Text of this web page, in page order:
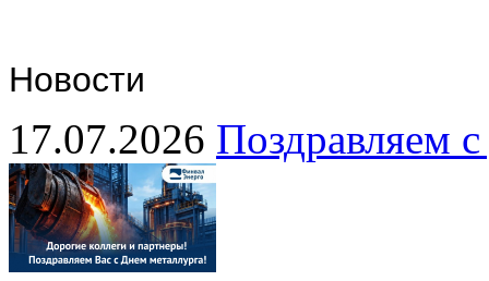
Новости
17.07.2026 Поздравляем